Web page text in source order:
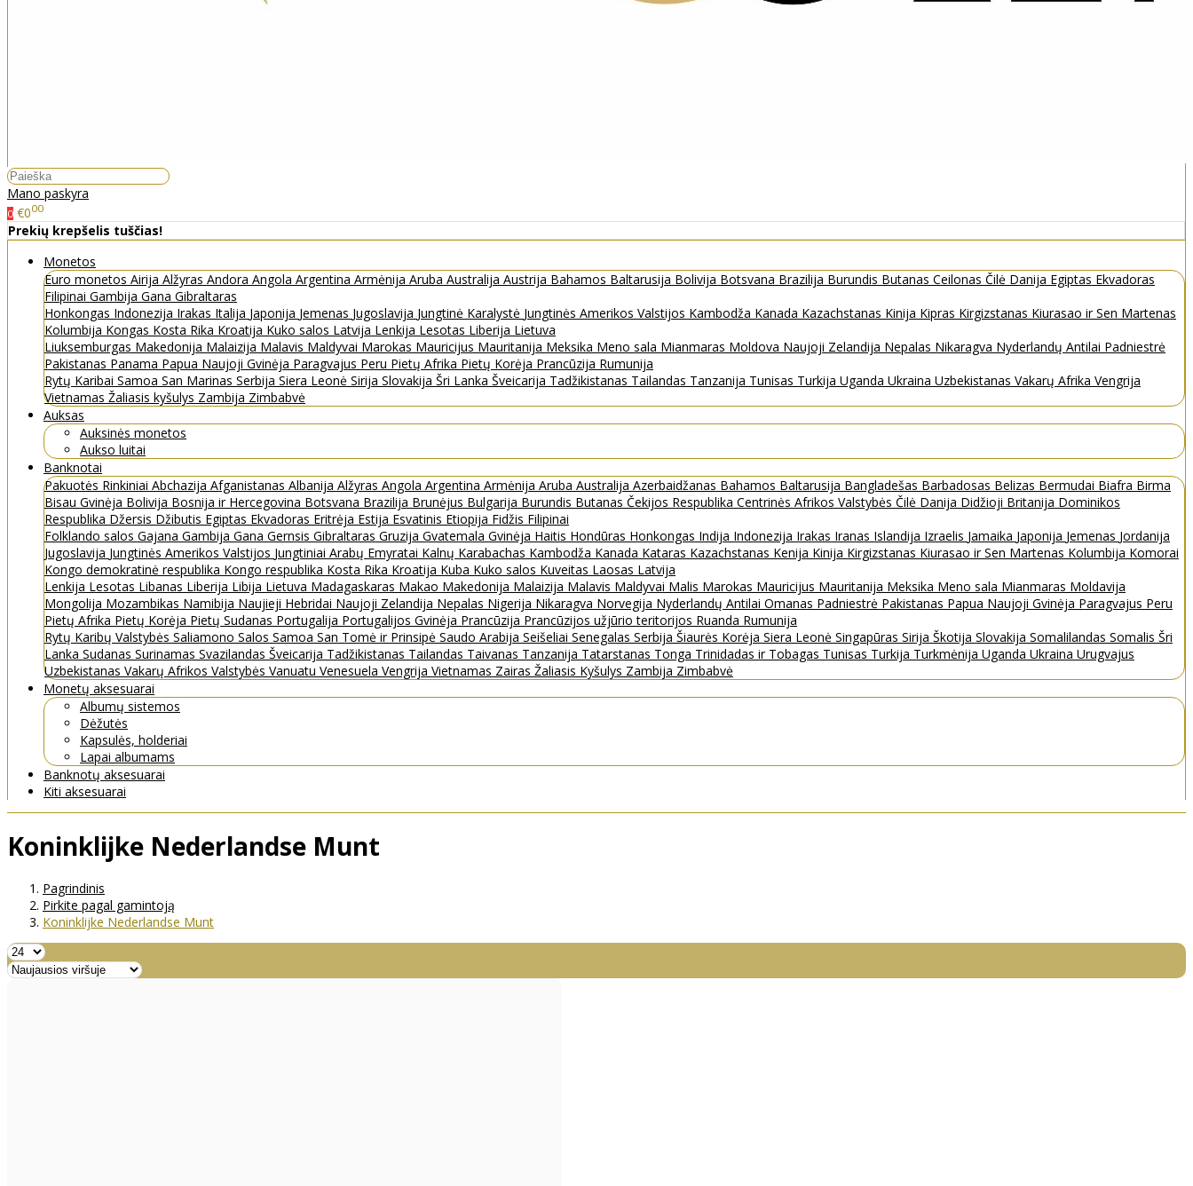
Mano paskyra
0 €000
Prekių krepšelis tuščias!
Monetos
Euro monetos Airija Alžyras Andora Angola Argentina Armėnija Aruba Australija Austrija Bahamos Baltarusija Bolivija Botsvana Brazilija Burundis Butanas Ceilonas Čilė Danija Egiptas Ekvadoras
Filipinai Gambija Gana Gibraltaras
Honkongas Indonezija Irakas Italija Japonija Jemenas Jugoslavija Jungtinė Karalystė Jungtinės Amerikos Valstijos Kambodža Kanada Kazachstanas Kinija Kipras Kirgizstanas Kiurasao ir Sen Martenas
Kolumbija Kongas Kosta Rika Kroatija Kuko salos Latvija Lenkija Lesotas Liberija Lietuva
Liuksemburgas Makedonija Malaizija Malavis Maldyvai Marokas Mauricijus Mauritanija Meksika Meno sala Mianmaras Moldova Naujoji Zelandija Nepalas Nikaragva Nyderlandų Antilai Padniestrė
Pakistanas Panama Papua Naujoji Gvinėja Paragvajus Peru Pietų Afrika Pietų Korėja Prancūzija Rumunija
Rytų Karibai Samoa San Marinas Serbija Siera Leonė Sirija Slovakija Šri Lanka Šveicarija Tadžikistanas Tailandas Tanzanija Tunisas Turkija Uganda Ukraina Uzbekistanas Vakarų Afrika Vengrija
Vietnamas Žaliasis kyšulys Zambija Zimbabvė
Auksas
Auksinės monetos
Aukso luitai
Banknotai
Pakuotės Rinkiniai Abchazija Afganistanas Albanija Alžyras Angola Argentina Armėnija Aruba Australija Azerbaidžanas Bahamos Baltarusija Bangladešas Barbadosas Belizas Bermudai Biafra Birma
Bisau Gvinėja Bolivija Bosnija ir Hercegovina Botsvana Brazilija Brunėjus Bulgarija Burundis Butanas Čekijos Respublika Centrinės Afrikos Valstybės Čilė Danija Didžioji Britanija Dominikos
Respublika Džersis Džibutis Egiptas Ekvadoras Eritrėja Estija Esvatinis Etiopija Fidžis Filipinai
Folklando salos Gajana Gambija Gana Gernsis Gibraltaras Gruzija Gvatemala Gvinėja Haitis Hondūras Honkongas Indija Indonezija Irakas Iranas Islandija Izraelis Jamaika Japonija Jemenas Jordanija
Jugoslavija Jungtinės Amerikos Valstijos Jungtiniai Arabų Emyratai Kalnų Karabachas Kambodža Kanada Kataras Kazachstanas Kenija Kinija Kirgizstanas Kiurasao ir Sen Martenas Kolumbija Komorai
Kongo demokratinė respublika Kongo respublika Kosta Rika Kroatija Kuba Kuko salos Kuveitas Laosas Latvija
Lenkija Lesotas Libanas Liberija Libija Lietuva Madagaskaras Makao Makedonija Malaizija Malavis Maldyvai Malis Marokas Mauricijus Mauritanija Meksika Meno sala Mianmaras Moldavija
Mongolija Mozambikas Namibija Naujieji Hebridai Naujoji Zelandija Nepalas Nigerija Nikaragva Norvegija Nyderlandų Antilai Omanas Padniestrė Pakistanas Papua Naujoji Gvinėja Paragvajus Peru
Pietų Afrika Pietų Korėja Pietų Sudanas Portugalija Portugalijos Gvinėja Prancūzija Prancūzijos užjūrio teritorijos Ruanda Rumunija
Rytų Karibų Valstybės Saliamono Salos Samoa San Tomė ir Prinsipė Saudo Arabija Seišeliai Senegalas Serbija Šiaurės Korėja Siera Leonė Singapūras Sirija Škotija Slovakija Somalilandas Somalis Šri
Lanka Sudanas Surinamas Svazilandas Šveicarija Tadžikistanas Tailandas Taivanas Tanzanija Tatarstanas Tonga Trinidadas ir Tobagas Tunisas Turkija Turkmėnija Uganda Ukraina Urugvajus
Uzbekistanas Vakarų Afrikos Valstybės Vanuatu Venesuela Vengrija Vietnamas Zairas Žaliasis Kyšulys Zambija Zimbabvė
Monetų aksesuarai
Albumų sistemos
Dėžutės
Kapsulės, holderiai
Lapai albumams
Banknotų aksesuarai
Kiti aksesuarai
Koninklijke Nederlandse Munt
Pagrindinis
Pirkite pagal gamintoją
Koninklijke Nederlandse Munt